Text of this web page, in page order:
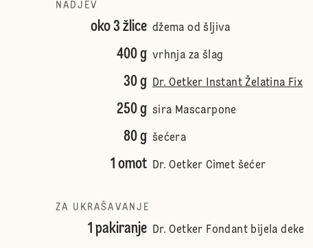
NADJEV
oko 3 žlice džema od šljiva
400 g vrhnja za šlag
30 g Dr. Oetker Instant Želatina Fix
250 g sira Mascarpone
80 g šećera
1 omot Dr. Oetker Cimet šećer
ZA UKRAŠAVANJE
1 pakiranje Dr. Oetker Fondant bijela deke